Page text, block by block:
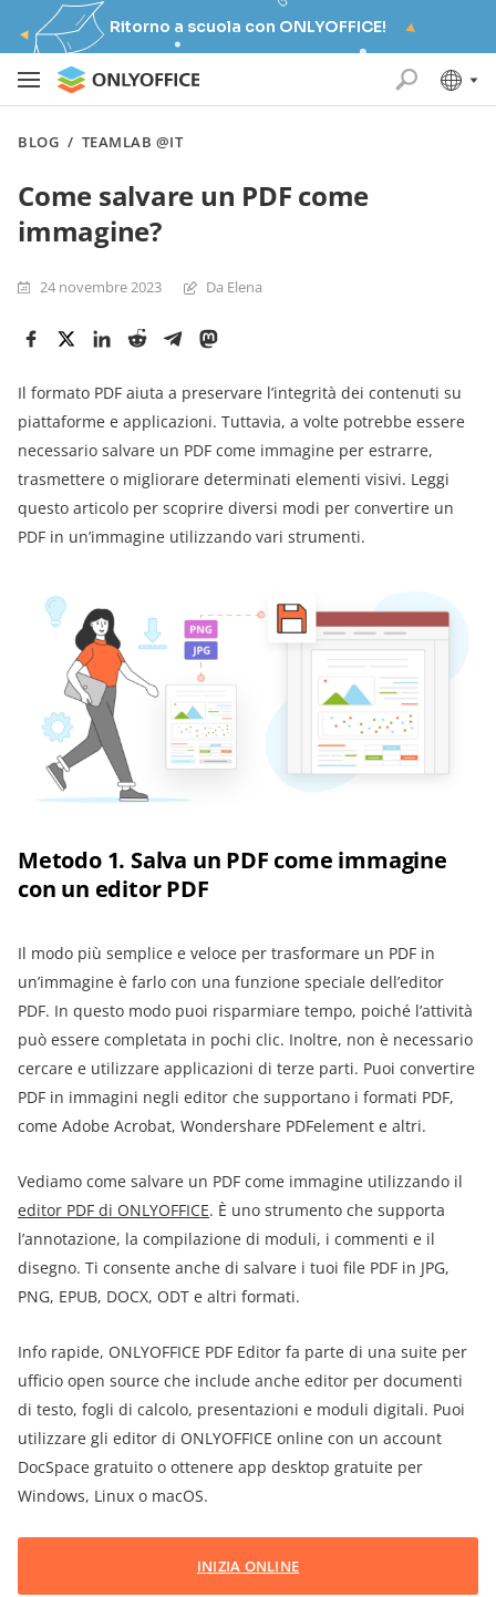
Ritorno a scuola con ONLYOFFICE!
BLOG / TEAMLAB @IT
Come salvare un PDF come
immagine?
24 novembre 2023 Da Elena
Il formato PDF aiuta a preservare l’integrità dei contenuti su
piattaforme e applicazioni. Tuttavia, a volte potrebbe essere
necessario salvare un PDF come immagine per estrarre,
trasmettere o migliorare determinati elementi visivi. Leggi
questo articolo per scoprire diversi modi per convertire un
PDF in un’immagine utilizzando vari strumenti.
Metodo 1. Salva un PDF come immagine
con un editor PDF
Il modo più semplice e veloce per trasformare un PDF in
un’immagine è farlo con una funzione speciale dell’editor
PDF. In questo modo puoi risparmiare tempo, poiché l’attività
può essere completata in pochi clic. Inoltre, non è necessario
cercare e utilizzare applicazioni di terze parti. Puoi convertire
PDF in immagini negli editor che supportano i formati PDF,
come Adobe Acrobat, Wondershare PDFelement e altri.
Vediamo come salvare un PDF come immagine utilizzando il
editor PDF di ONLYOFFICE. È uno strumento che supporta
l’annotazione, la compilazione di moduli, i commenti e il
disegno. Ti consente anche di salvare i tuoi file PDF in JPG,
PNG, EPUB, DOCX, ODT e altri formati.
Info rapide, ONLYOFFICE PDF Editor fa parte di una suite per
ufficio open source che include anche editor per documenti
di testo, fogli di calcolo, presentazioni e moduli digitali. Puoi
utilizzare gli editor di ONLYOFFICE online con un account
DocSpace gratuito o ottenere app desktop gratuite per
Windows, Linux o macOS.
INIZIA ONLINE